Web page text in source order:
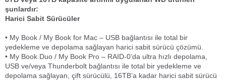
şunlardır:
Harici Sabit Sürücüler
• My Book / My Book for Mac – USB bağlantısı ile total bir
yedekleme ve depolama sağlayan harici sabit sürücü çözümü.
• My Book Duo / My Book Pro – RAID-0’da ultra hızlı depolama,
USB ve/veya Thunderbolt bağlantısı ile total bir yedekleme ve
depolama sağlayan, çift sürücülü, 16TB’a kadar harici sabit sürücü